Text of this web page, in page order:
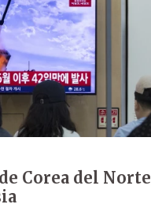
Corea del Norte